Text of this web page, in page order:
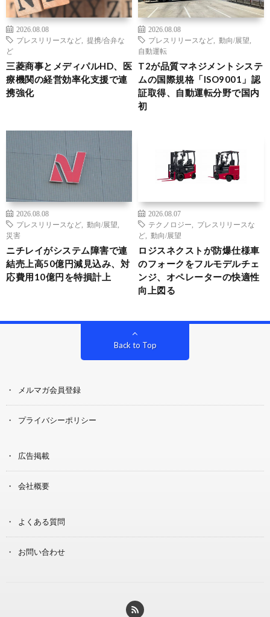
2026.08.08
プレスリリースなど
提携/合弁な
ど
三菱商事とメディパルHD、医
療機関の経営効率化支援で連
携強化
2026.08.08
プレスリリースなど
動向/展望
自動運転
T2が品質マネジメントシステ
ムの国際規格「ISO9001」認
証取得、自動運転分野で国内
初
2026.08.08
プレスリリースなど
動向/展望
災害
ニチレイがシステム障害で連
結売上高50億円減見込み、対
応費用10億円を特損計上
2026.08.07
テクノロジー
プレスリリースな
ど
動向/展望
ロジスネクストが防爆仕様車
のフォークをフルモデルチェ
ンジ、オペレーターの快適性
向上図る
Back to Top
メルマガ会員登録
プライバシーポリシー
広告掲載
会社概要
よくある質問
お問い合わせ